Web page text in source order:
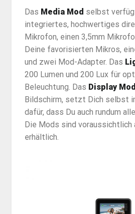
Das Media Mod selbst
integriertes, hochwertiges
Mikrofon, einen 3,5mm
Deine favorisierten Mikros,
und zwei Mod-Adapter. Das
200 Lumen und 200 Lux für
Beleuchtung. Das Display Mod
Bildschirm, setzt Dich selbst
dafür, dass Du auch rundum
Die Mods sind voraussichtlich
erhältlich.